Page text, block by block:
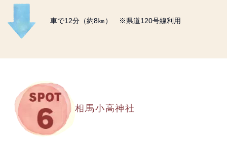
車で12分（約8㎞） ※県道120号線利用
相馬小高神社